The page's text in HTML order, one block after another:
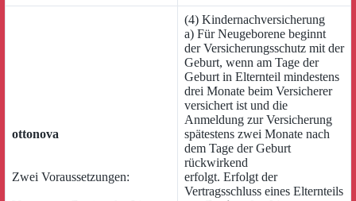
ottonova
Zwei Voraussetzungen:
(4) Kindernachversicherung
a) Für Neugeborene beginnt
der Versicherungsschutz mit der
Geburt, wenn am Tage der
Geburt in Elternteil mindestens
drei Monate beim Versicherer
versichert ist und die
Anmeldung zur Versicherung
spätestens zwei Monate nach
dem Tage der Geburt
rückwirkend
erfolgt. Erfolgt der
Vertragsschluss eines Elternteils